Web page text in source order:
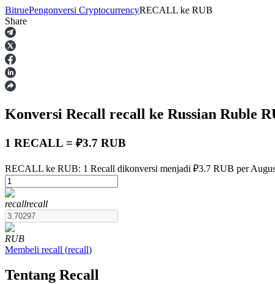
Berjangka
Kontrak berjangka menggunakan USDT sebagai jaminannya
BitruePengonversi CryptocurrencyRECALL ke RUB
Share
Konversi Recall recall ke Russian Ruble
1 RECALL = ₽3.7 RUB
RECALL ke RUB: 1 Recall dikonversi menjadi ₽3.7 RUB per
recallrecall
RUB
Membeli recall (recall)
Tentang Recall